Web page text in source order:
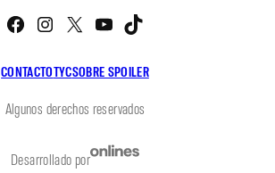
CONTACTOTYCSOBRE SPOILER
Facebook
Instagram
X YouTube
Algunos derechos reservados
Desarrollado por